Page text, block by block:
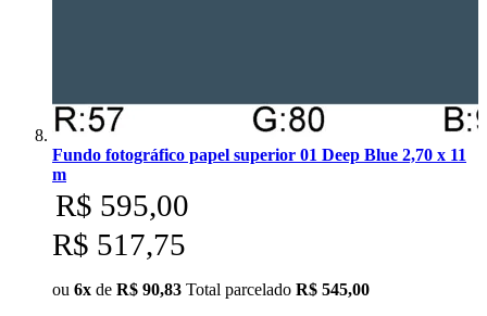
Fundo fotográfico papel superior 01 Deep Blue 2,70 x 11
m
R$ 595,00
R$ 517,75
ou 6x de R$ 90,83 Total parcelado R$ 545,00